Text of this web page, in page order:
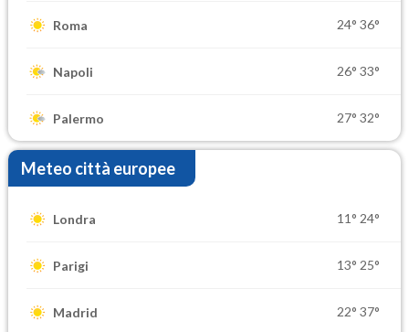
Roma 24° 36°
Napoli 26° 33°
Palermo 27° 32°
Meteo città europee
Londra 11° 24°
Parigi 13° 25°
Madrid 22° 37°